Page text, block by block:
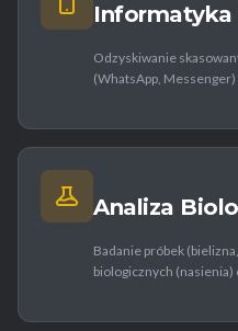
Informatyka
Odzyskiwanie
(WhatsApp,
Analiza
Badanie próbek
biologicznych (nasienia)